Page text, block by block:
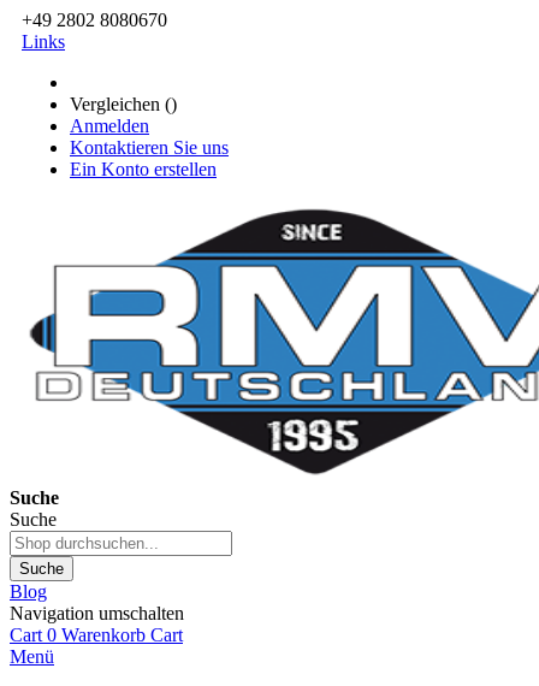
+49 2802 8080670
Links
Vergleichen ()
Anmelden
Kontaktieren Sie uns
Ein Konto erstellen
Suche
Suche
Suche
Blog
Navigation umschalten
Cart 0 Warenkorb Cart
Menü